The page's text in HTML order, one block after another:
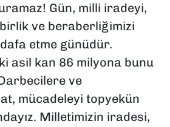
Gün, milli iradeyi,
ve beraberliğimizi
etme günüdür.
asil kan 86 milyona bunu
ve
mücadeleyi topyekün
Milletimizin iradesi,